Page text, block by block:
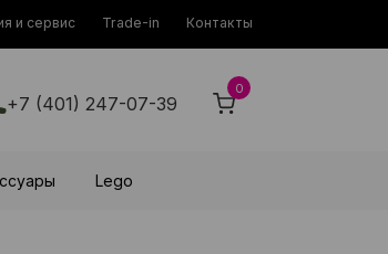
и сервис Trade-in Контакты
+7 (401) 247-07-39
0
Lego